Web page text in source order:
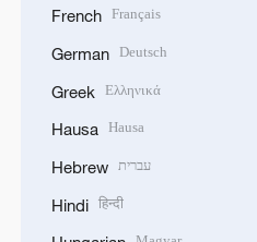
French Français
German Deutsch
Greek Ελληνικά
Hausa Hausa
Hebrew עברית
Hindi हिन्दी